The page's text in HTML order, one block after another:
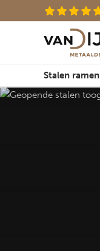
Stalen ramen